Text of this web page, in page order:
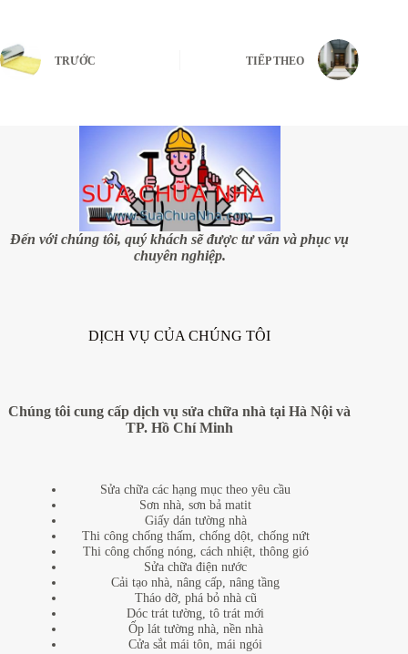
TRƯỚC TIẾP THEO
Đến với chúng tôi, quý khách sẽ được tư vấn và phục vụ
chuyên nghiệp.
DỊCH VỤ CỦA CHÚNG TÔI
Chúng tôi cung cấp dịch vụ sửa chữa nhà tại Hà Nội và
TP. Hồ Chí Minh
Sửa chữa các hạng mục theo yêu cầu
Sơn nhà, sơn bả matit
Giấy dán tường nhà
Thi công chống thấm, chống dột, chống nứt
Thi công chống nóng, cách nhiệt, thông gió
Sửa chữa điện nước
Cải tạo nhà, nâng cấp, nâng tầng
Tháo dỡ, phá bỏ nhà cũ
Dóc trát tường, tô trát mới
Ốp lát tường nhà, nền nhà
Cửa sắt mái tôn, mái ngói